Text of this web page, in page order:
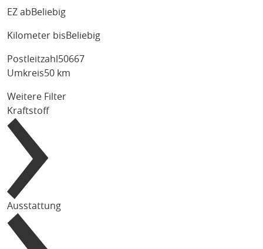
EZ ab Beliebig
Kilometer bis Beliebig
Postleitzahl
Umkreis50 km
Weitere Filter
Kraftstoff
Ausstattung